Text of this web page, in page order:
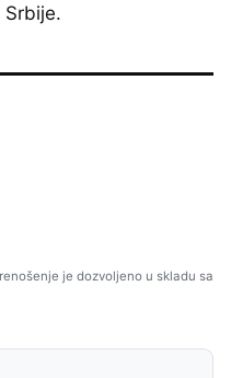
je dozvoljeno u skladu sa